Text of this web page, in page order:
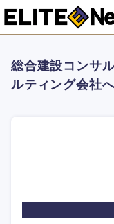
総合建設コンサ
ルティング会社